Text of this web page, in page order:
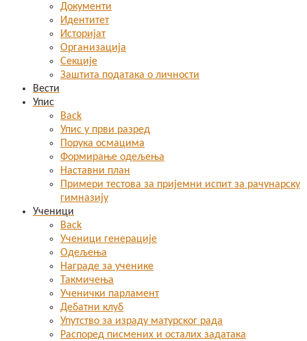
Документи
Идентитет
Историјат
Организација
Секције
Заштита података о личности
Вести
Упис
Back
Упис у први разред
Порука осмацима
Формирање одељења
Наставни план
Примери тестова за пријемни испит за рачунарску
гимназију
Ученици
Back
Ученици генерације
Одељења
Награде за ученике
Такмичења
Ученички парламент
Дебатни клуб
Упутство за израду матурског рада
Распоред писмених и осталих задатака